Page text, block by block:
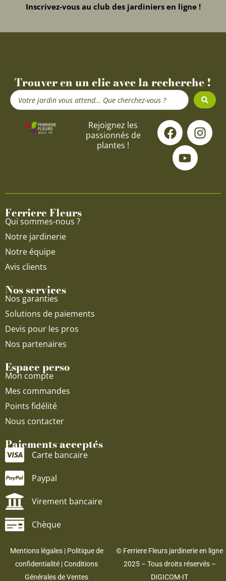
Inscrivez-vous au club des jardiniers en ligne !
Trouver en un clic avec la recherche !
Search
...
Rejoignez les
passionnés de
plantes !
F
a
c
e
o
I
n
s
g
Y
o
u
t
u
b
Ferriere Fleurs
Qui sommes-nous ?
Notre jardinerie
Notre équipe
Avis clients
Nos services
Nos garanties
Solutions de paiements
Devis pour les pros
Nos partenaires
Espace perso
Mon compte
Mes commandes
Points fidélité
Nous contacter
Paiements acceptés
Carte bancaire
Paypal
Virement bancaire
Chèque
Mentions légales| Politique de
confidentialité |Conditions
Générales de Ventes
© Ferriere Fleurs jardinerie en ligne
2025 – Tous droits réservés –
DIGICOM-IT